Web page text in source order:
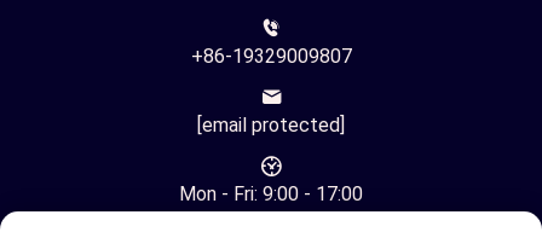
+86-19329009807
[email protected]
Mon - Fri: 9:00 - 17:00